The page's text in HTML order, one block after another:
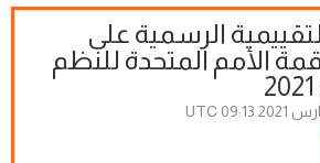
الرسمية على
الأمم المتحدة للنظم